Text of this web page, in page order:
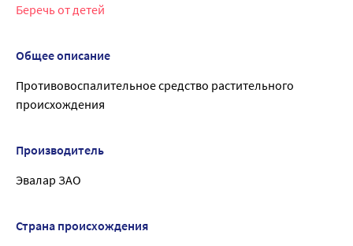
Беречь от детей
Общее описание
Противовоспалительное средство растительного
происхождения
Производитель
Эвалар ЗАО
Страна происхождения